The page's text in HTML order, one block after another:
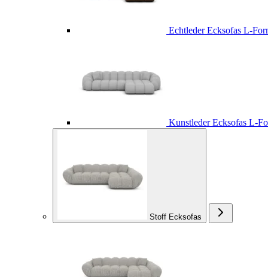
Echtleder Ecksofas L-
Kunstleder Ecksofas L-
Stoff Ecksofas